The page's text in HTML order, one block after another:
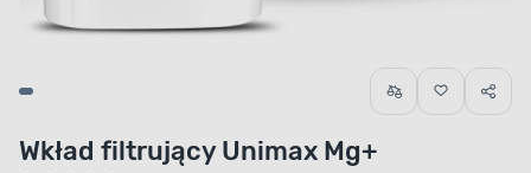
Wkład filtrujący Unimax Mg+